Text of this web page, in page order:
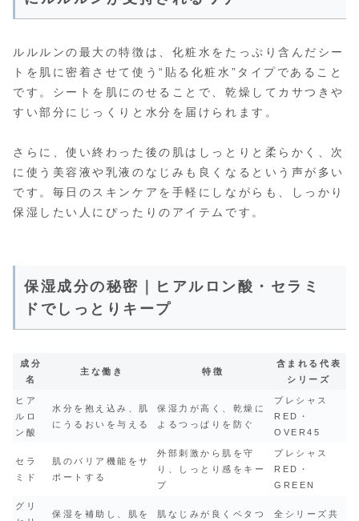
ルルルンの最大の特徴は、化粧水をたっぷり含んだシー
トを肌に密着させて使う“貼る化粧水”タイプであること
です。シートを肌にのせることで、乾燥してカサつきや
すい部分にじっくりと水分を届けられます。
さらに、使い終わった後の肌はしっとりと柔らかく、次
に使う美容液や乳液のなじみも良くなるという声が多い
です。毎日のスキンケアを手軽にしながらも、しっかり
保湿したい人にぴったりのアイテムです。
保湿成分の秘密｜ヒアルロン酸・セラミ
ドでしっとりキープ
成分
名
主な働き 特徴
含まれる代表
シリーズ
ヒア
ルロ
ン酸
水分を抱え込み、肌
にうるおいを与える
保湿力が高く、乾燥に
よるつっぱりを防ぐ
プレシャス
RED・
OVER45
セラ
ミド
肌のバリア機能をサ
ポートする
外部刺激から肌を守
り、しっとり感をキー
プ
プレシャス
RED・
GREEN
グリ
保湿を補助し、肌を
肌なじみが良くベタつ
全シリーズ共